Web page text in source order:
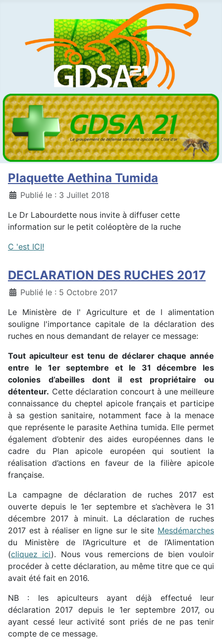
Plaquette Aethina Tumida
DétailsPublié le : 3 Juillet 2018
Le Dr Labourdette nous invite à diffuser cette
information sur le petit coléoptère de la ruche
C 'est ICI!
DECLARATION DES RUCHES 2017
DétailsPublié le : 5 Octobre 2017
Le Ministère de l' Agriculture et de l alimentation
souligne l'importance capitale de la déclaration des
ruches en nous demandant de relayer ce message:
Tout apiculteur est tenu de déclarer chaque année
entre le 1er septembre et le 31 décembre les
colonies d’abeilles dont il est propriétaire ou
détenteur. Cette déclaration concourt à une meilleure
connaissance du cheptel apicole français et participe
à sa gestion sanitaire, notamment face à la menace
que représente le parasite Aethina tumida. Elle permet
également d’obtenir des aides européennes dans le
cadre du Plan apicole européen qui soutient la
réalisation d’actions en faveur de la filière apicole
française.
La campagne de déclaration de ruches 2017 est
ouverte depuis le 1er septembre et s’achèvera le 31
décembre 2017 à minuit. La déclaration de ruches
2017 est à réaliser en ligne sur le site Mesdémarches
du Ministère de l’Agriculture et de l’Alimentation
(cliquez ici). Nous vous remercions de bien vouloir
procéder à cette déclaration, au même titre que ce qui
avait été fait en 2016.
NB : les apiculteurs ayant déjà effectué leur
déclaration 2017 depuis le 1er septembre 2017, ou
ayant cessé leur activité sont priés de ne pas tenir
compte de ce message.